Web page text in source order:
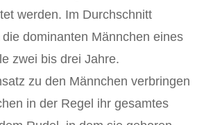
werden. Im Durchschnitt
dominanten Männchen eines
zwei bis drei Jahre.
zu den Männchen verbringen
in der Regel ihr gesamtes